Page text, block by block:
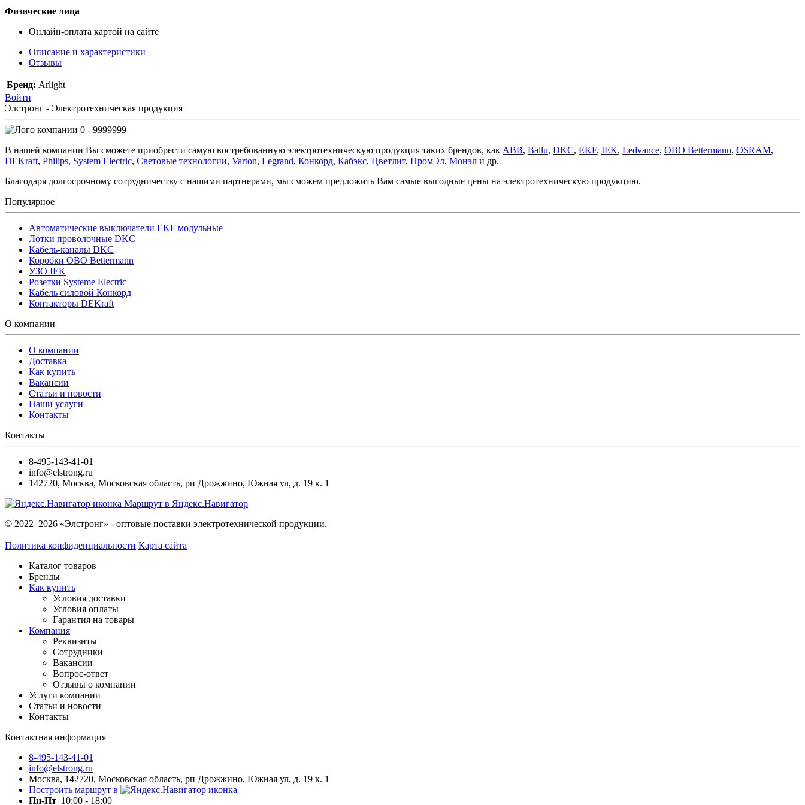
Физические лица
Онлайн-оплата картой на сайте
Описание и характеристики
Отзывы
Бренд: Arlight
Войти
Элстронг - Электротехническая продукция
0 - 9999999
В нашей компании Вы сможете приобрести самую востребованную электротехническую продукция таких брендов, как ABB, Ballu, DKC, EKF, IEK, Ledvance, OBO Bettermann, OSRAM,
DEKraft, Philips, System Electric, Световые технологии, Varton, Legrand, Конкорд, Кабэкс, Цветлит, ПромЭл, Монэл и др.
Благодаря долгосрочному сотрудничеству с нашими партнерами, мы сможем предложить Вам самые выгодные цены на электротехническую продукцию.
Популярное
Автоматические выключатели EKF модульные
Лотки проволочные DKC
Кабель-каналы DKC
Коробки OBO Bettermann
УЗО IEK
Розетки Systeme Electric
Кабель силовой Конкорд
Контакторы DEKraft
О компании
О компании
Доставка
Как купить
Вакансии
Статьи и новости
Наши услуги
Контакты
Контакты
8-495-143-41-01
info@elstrong.ru
142720, Москва, Московская область, рп Дрожжино, Южная ул, д. 19 к. 1
Маршрут в Яндекс.Навигатор
© 2022–2026 «Элстронг» - оптовые поставки электротехнической продукции.
Политика конфиденциальности Карта сайта
Каталог товаров
Бренды
Как купить
Условия доставки
Условия оплаты
Гарантия на товары
Компания
Реквизиты
Сотрудники
Вакансии
Вопрос-ответ
Отзывы о компании
Услуги компании
Статьи и новости
Контакты
Контактная информация
8-495-143-41-01
info@elstrong.ru
Москва, 142720, Московская область, рп Дрожжино, Южная ул, д. 19 к. 1
Построить маршрут в
Пн-Пт 10:00 - 18:00